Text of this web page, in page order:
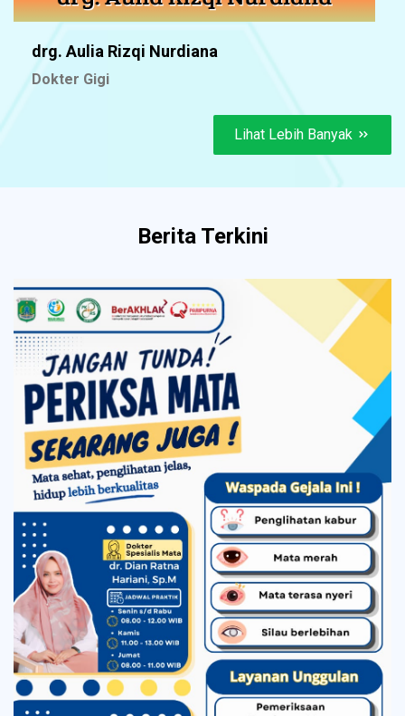
drg. Aulia Rizqi Nurdiana
Dokter Gigi
Lihat Lebih Banyak
Berita Terkini